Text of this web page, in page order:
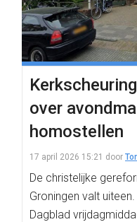
over
homostellen
17 april 2026 15:21 door
De christelijke
Groningen valt
Dagblad